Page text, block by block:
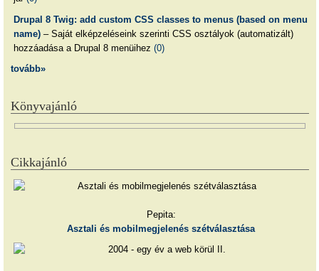
Drupal 8 Twig: add custom CSS classes to menus (based on menu
name)– Saját elképzeléseink szerinti CSS osztályok (automatizált)
hozzáadása a Drupal 8 menüihez (0)
tovább»
Könyvajánló
Cikkajánló
Pepita:
Asztali és mobilmegjelenés szétválasztása